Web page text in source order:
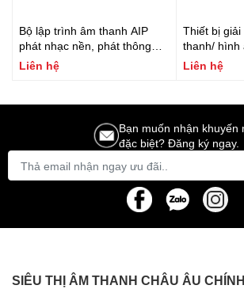
Bộ lập trình âm thanh AIP
phát nhạc nền, phát thông
báo, tin nhắn Fonestar
Model: AIP-GATE
Liên hệ
Thiết bị
thanh/ hình
8K Plus,
Liên hệ
Bạn muốn nhận khuyến
đặc biệt? Đăng ký ngay.
SIÊU THỊ ÂM THANH CHÂU ÂU